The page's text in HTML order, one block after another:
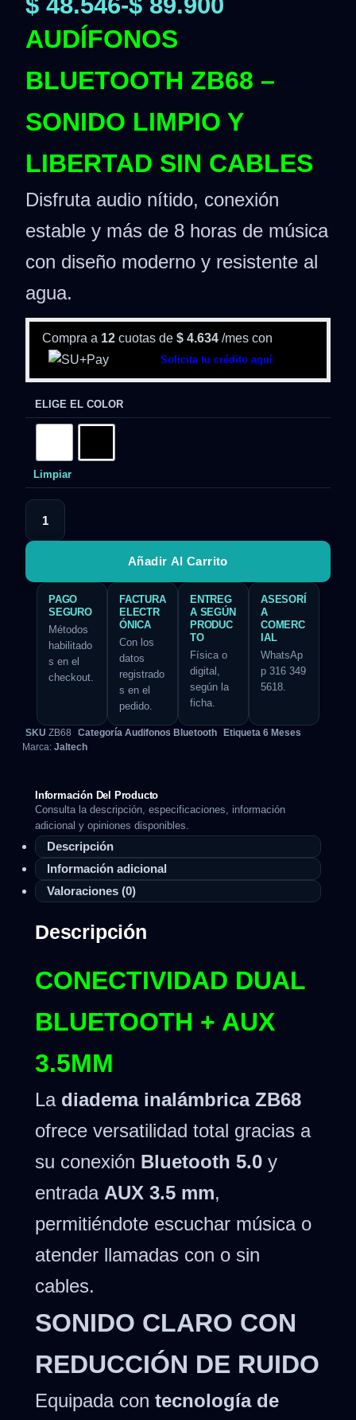
AUDÍFONOS
BLUETOOTH ZB68 –
SONIDO LIMPIO Y
LIBERTAD SIN CABLES
Disfruta audio nítido, conexión
estable y más de 8 horas de música
con diseño moderno y resistente al
agua.
Compra a 12 cuotas de $ 4.634 /mes con
Solicita tu crédito aquí
ELIGE EL COLOR
Limpiar
Añadir Al Carrito
PAGO
SEGURO
Métodos
habilitado
s en el
checkout.
FACTURA
ELECTR
ÓNICA
Con los
datos
registrado
s en el
pedido.
ENTREG
A SEGÚN
PRODUC
TO
Física o
digital,
según la
ficha.
ASESORÍ
A
COMERC
IAL
WhatsAp
p 316 349
5618.
SKU ZB68 Categoría Audifonos Bluetooth Etiqueta 6 Meses
Marca: Jaltech
Información Del Producto
Consulta la descripción, especificaciones, información
adicional y opiniones disponibles.
Descripción
Información adicional
Valoraciones (0)
Descripción
CONECTIVIDAD DUAL
BLUETOOTH + AUX
3.5MM
La diadema inalámbrica ZB68
ofrece versatilidad total gracias a
su conexión Bluetooth 5.0 y
entrada AUX 3.5 mm,
permitiéndote escuchar música o
atender llamadas con o sin
cables.
SONIDO CLARO CON
REDUCCIÓN DE RUIDO
Equipada con tecnología de